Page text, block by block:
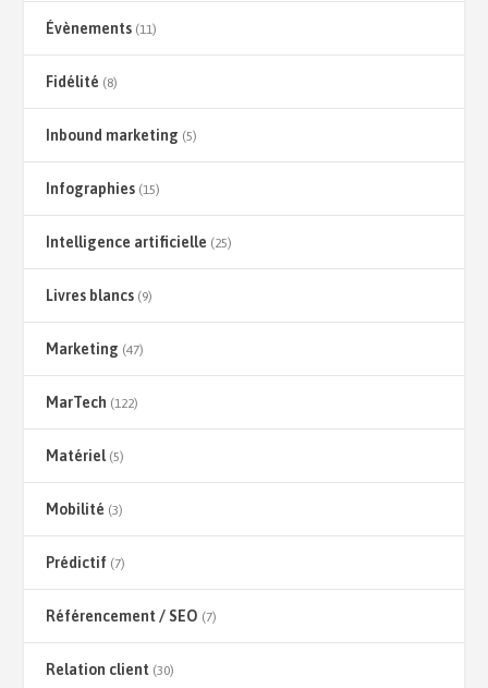
Évènements (11)
Fidélité (8)
Inbound marketing (5)
Infographies (15)
Intelligence artificielle (25)
Livres blancs (9)
Marketing (47)
MarTech (122)
Matériel(5)
Mobilité (3)
Prédictif (7)
Référencement / SEO (7)
Relation client (30)